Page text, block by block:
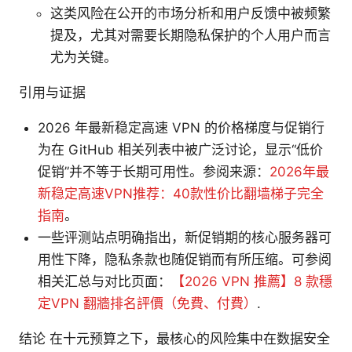
这类风险在公开的市场分析和用户反馈中被频繁
提及，尤其对需要长期隐私保护的个人用户而言
尤为关键。
引用与证据
2026 年最新稳定高速 VPN 的价格梯度与促销行
为在 GitHub 相关列表中被广泛讨论，显示“低价
促销”并不等于长期可用性。参阅来源： 2026年最
新稳定高速VPN推荐：40款性价比翻墙梯子完全
指南。
一些评测站点明确指出，新促销期的核心服务器可
用性下降，隐私条款也随促销而有所压缩。可参阅
相关汇总与对比页面：
【2026 VPN 推薦】8 款穩
定VPN 翻牆排名評價（免費、付費） .
结论 在十元预算之下，最核心的风险集中在数据安全